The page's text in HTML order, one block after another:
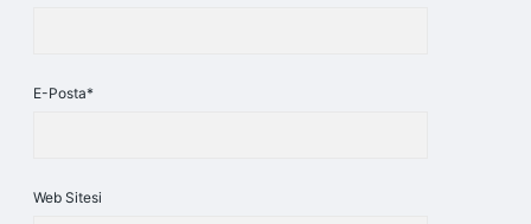
E-Posta*
Web Sitesi